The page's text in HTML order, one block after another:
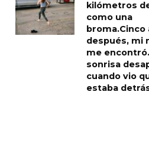
kilómetros
como una
broma.Cinco
después, mi
me
sonrisa
cuando vio
estaba